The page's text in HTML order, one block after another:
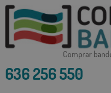
Comprar
636 256 550